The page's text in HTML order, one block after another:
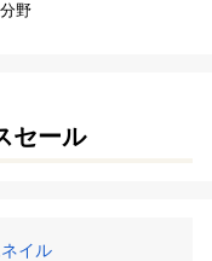
野
セール
イル